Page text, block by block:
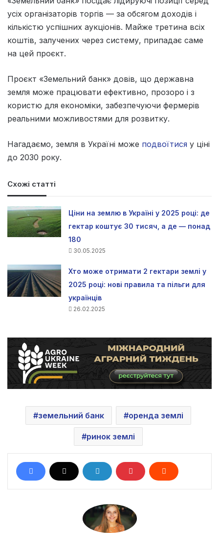
усіх організаторів торгів — за обсягом доходів і
кількістю успішних аукціонів. Майже третина всіх
коштів, залучених через систему, припадає саме
на цей проєкт.
Проєкт «Земельний банк» довів, що державна
земля може працювати ефективно, прозоро і з
користю для економіки, забезпечуючи фермерів
реальними можливостями для розвитку.
Нагадаємо, земля в Україні може подвоїтися у ціні
до 2030 року.
Схожі статті
Ціни на землю в Україні у 2025 році: де
гектар коштує 30 тисяч, а де — понад
180
30.05.2025
Хто може отримати 2 гектари землі у
2025 році: нові правила та пільги для
українців
26.02.2025
земельний банк оренда землі
ринок землі